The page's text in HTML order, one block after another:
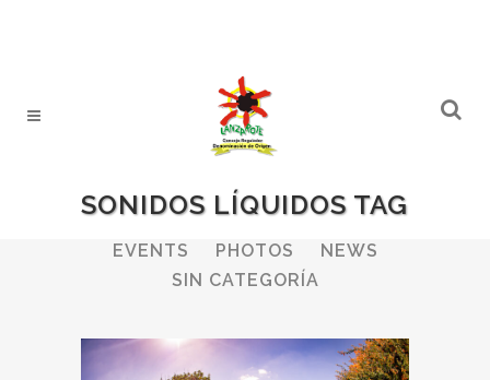
SONIDOS LÍQUIDOS TAG
ALL WINERIES
BULLETIN
EVENTS
PHOTOS
NEWS
SIN CATEGORÍA